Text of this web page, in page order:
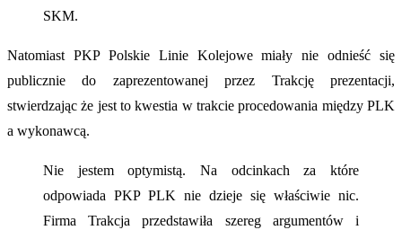
SKM.
Natomiast PKP Polskie Linie Kolejowe miały nie odnieść się
publicznie do zaprezentowanej przez Trakcję prezentacji,
stwierdzając że jest to kwestia w trakcie procedowania między PLK
a wykonawcą.
Nie jestem optymistą. Na odcinkach za które
odpowiada PKP PLK nie dzieje się właściwie nic.
Firma Trakcja przedstawiła szereg argumentów i